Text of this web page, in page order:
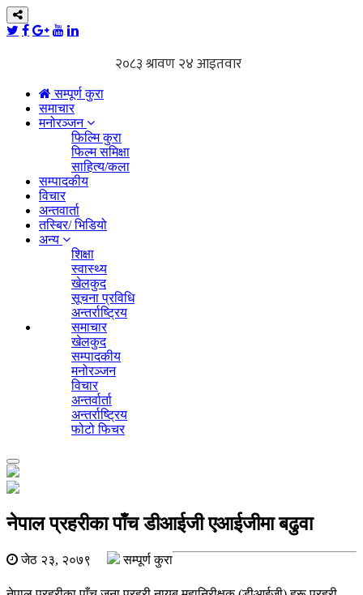
सम्पूर्ण कुरा
समाचार
मनोरञ्जन
फिल्मि कुरा
फिल्म समिक्षा
साहित्य/कला
सम्पादकीय
विचार
अन्तवार्ता
तस्बिर/ भिडियो
अन्य
शिक्षा
स्वास्थ्य
खेलकुद
सूचना प्रविधि
अन्तर्राष्ट्रिय
समाचार
खेलकुद
सम्पादकीय
मनोरञ्जन
विचार
अन्तर्वार्ता
अन्तर्राष्ट्रिय
फोटो फिचर
Toggle
navigation
नेपाल प्रहरीका पाँच डीआईजी एआईजीमा बढुवा
जेठ २३, २०७९ सम्पूर्ण कुरा